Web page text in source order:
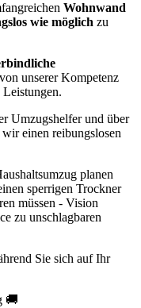
Wohnwand
wie möglich zu
unserer Kompetenz
Leistungen.
Umzugshelfer und über
einen reibungslosen
planen
sperrigen Trockner
müssen - Vision
zu unschlagbaren
Sie sich auf Ihr
🚚